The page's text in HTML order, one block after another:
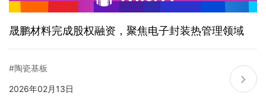
晟鹏材料完成股权融资，聚焦电子封装热管理领域
#陶瓷基板
2026年02月13日